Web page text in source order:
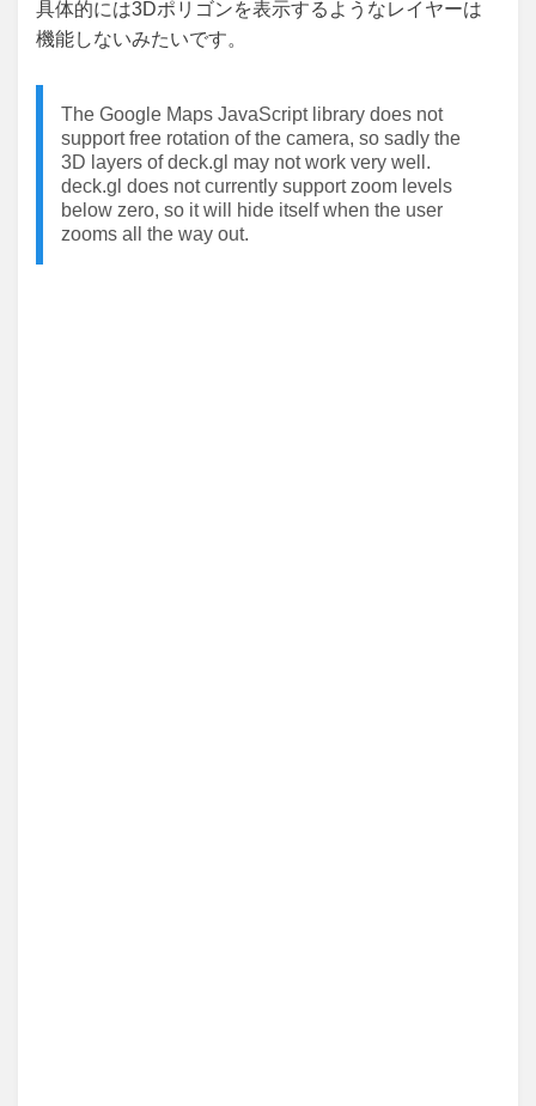
具体的には3Dポリゴンを表示するようなレイヤーは
機能しないみたいです。
The Google Maps JavaScript library does not
support free rotation of the camera, so sadly the
3D layers of deck.gl may not work very well.
deck.gl does not currently support zoom levels
below zero, so it will hide itself when the user
zooms all the way out.